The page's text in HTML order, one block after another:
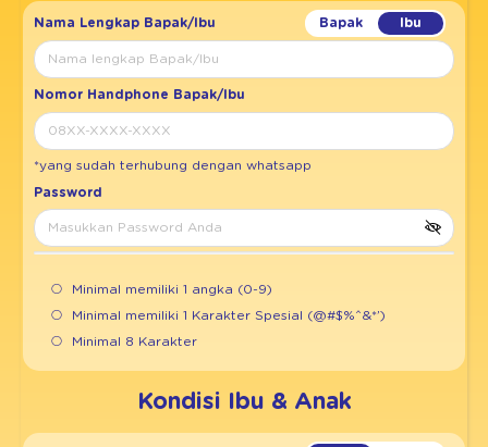
Nama Lengkap Bapak/Ibu
Nomor Handphone Bapak/Ibu
*yang sudah terhubung dengan whatsapp
Password
Minimal memiliki 1 angka (0-9)
Minimal memiliki 1 Karakter Spesial (@#$%^&*’)
Minimal 8 Karakter
Kondisi Ibu & Anak